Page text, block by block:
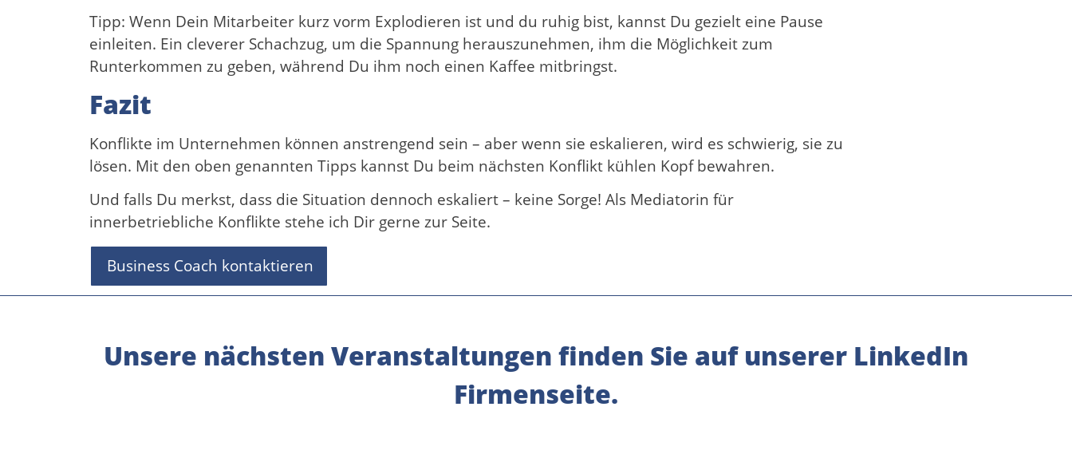
Tipp: Wenn Dein Mitarbeiter kurz vorm Explodieren ist und du ruhig bist, kannst Du gezielt eine Pause
einleiten. Ein cleverer Schachzug, um die Spannung herauszunehmen, ihm die Möglichkeit zum
Runterkommen zu geben, während Du ihm noch einen Kaffee mitbringst.
Fazit
Konflikte im Unternehmen können anstrengend sein – aber wenn sie eskalieren, wird es schwierig, sie zu
lösen. Mit den oben genannten Tipps kannst Du beim nächsten Konflikt kühlen Kopf bewahren.
Und falls Du merkst, dass die Situation dennoch eskaliert – keine Sorge! Als Mediatorin für
innerbetriebliche Konflikte stehe ich Dir gerne zur Seite.
Business Coach kontaktieren
Unsere nächsten Veranstaltungen finden Sie auf unserer LinkedIn
Firmenseite.